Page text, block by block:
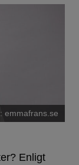
emmafrans.se
Enligt